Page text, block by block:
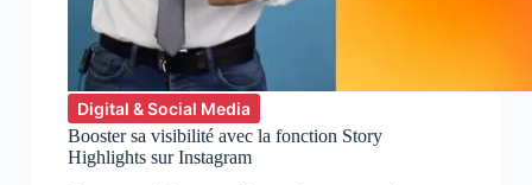
Digital & Social Media
Booster sa visibilité avec la fonction Story
Highlights sur Instagram